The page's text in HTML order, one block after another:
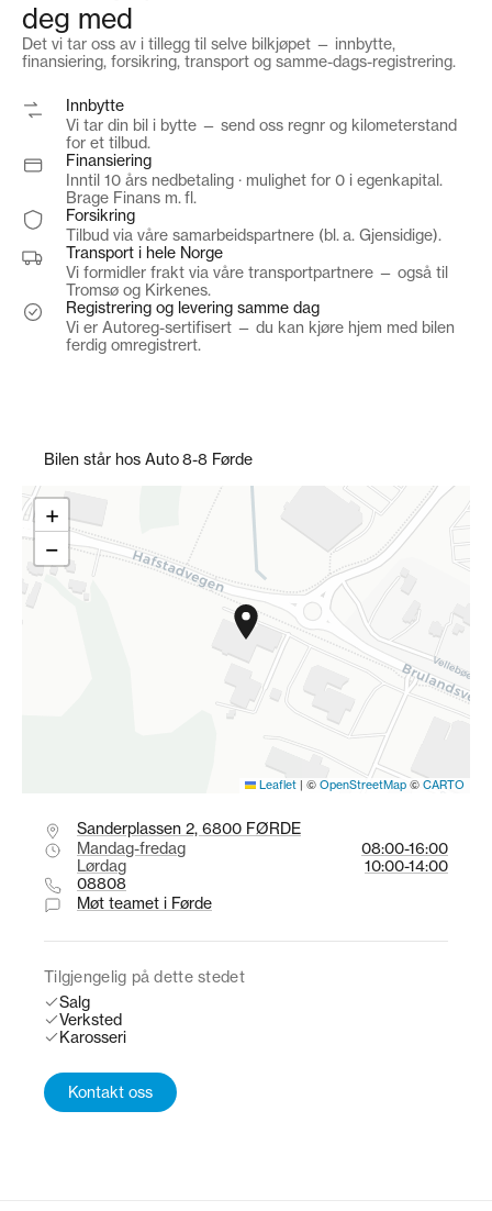
Nedbetalingstid 8 år (96 mnd)
Effektiv rente
Kostnad
Totalt å betale for lånet
Finansiering via
deg med
Det vi tar oss av i tillegg til selve bilkjøpet — innbytte,
finansiering, forsikring, transport og samme-dags-registrering.
Innbytte
Vi tar din bil i bytte — send oss regnr og kilometerstand
for et tilbud.
Finansiering
Inntil 10 års nedbetaling · mulighet for 0 i egenkapital.
Brage Finans m. fl.
Forsikring
Tilbud via våre samarbeidspartnere (bl. a. Gjensidige).
Transport i hele Norge
Vi formidler frakt via våre transportpartnere — også til
Tromsø og Kirkenes.
Registrering og levering samme dag
Vi er Autoreg-sertifisert — du kan kjøre hjem med bilen
ferdig omregistrert.
Bilen står hos Auto 8-8 Førde
+
−
Leaflet | © OpenStreetMap © CARTO
Sanderplassen 2, 6800 FØRDE
‍Mandag-fredag
08:00-16:00
Lørdag
10:00-14:00
08808
Møt teamet i Førde
Tilgjengelig på dette stedet
Salg
Verksted
Karosseri
Kontakt oss